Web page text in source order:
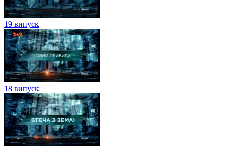
19 випуск
18 випуск